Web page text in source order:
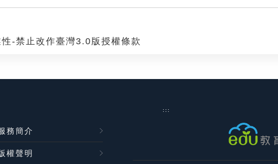
-禁止改作臺灣3.0版授權條款
:::
務簡介
權聲明